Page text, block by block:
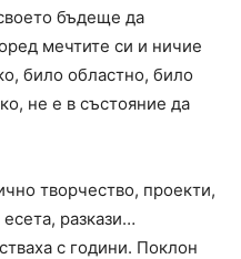
бъдеще да
мечтите си и ничие
било областно, било
не е в състояние да
творчество, проекти,
разкази…
с години. Поклон